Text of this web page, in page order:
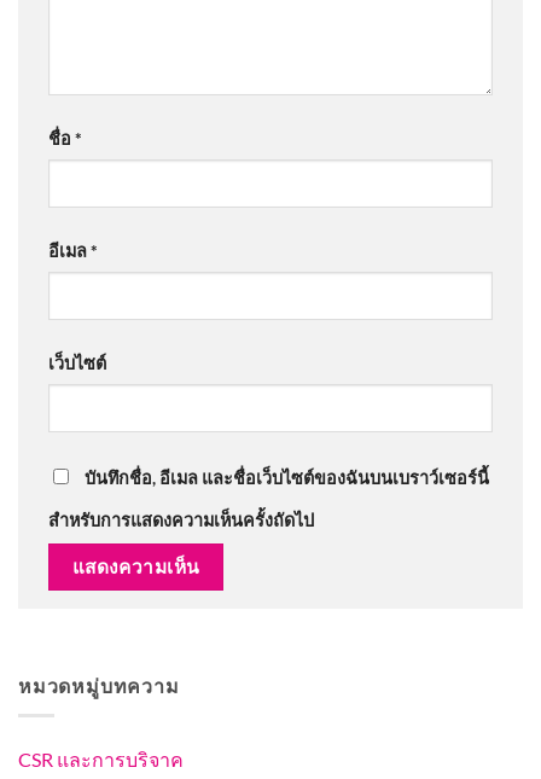
ชื่อ *
อีเมล*
เว็บไซต์
บันทึกชื่อ, อีเมล และชื่อเว็บไซต์ของฉันบนเบราว์เซอร์นี้
สำหรับการแสดงความเห็นครั้งถัดไป
หมวดหมู่บทความ
CSR และการบริจาค